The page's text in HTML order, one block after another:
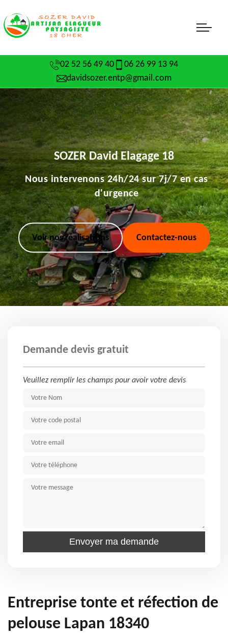
02 52 56 49 40
06 26 99 13 94
davidsozer.entp@gmail.com
SOZER David Elagage 18
Nous intervenons 24h/24 sur 7j/7 en cas
d'urgence
Voir nos réalisations Contactez-nous
Demande devis gratuit
Veuillez remplir les champs pour avoir votre devis
Entreprise tonte et réfection de
pelouse Lapan 18340